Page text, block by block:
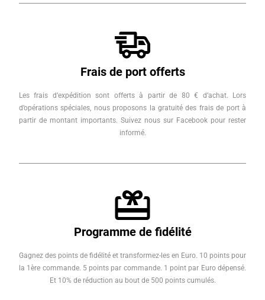
Frais de port offerts
Les frais d’expédition sont offerts à partir de 80 € d’achat. Lors
d’opérations spéciales, nous proposons la gratuité des frais de port à
partir de montant importants. Suivez nous sur Facebook pour rester
informé.
Programme de fidélité
Gagnez des points de fidélité et transformez-les en Euro. 10 points pour
la 1ère commande. 5 points par commande. 1 point par Euro dépensé.
Et 10% de réduction au bout de 500 points cumulés.